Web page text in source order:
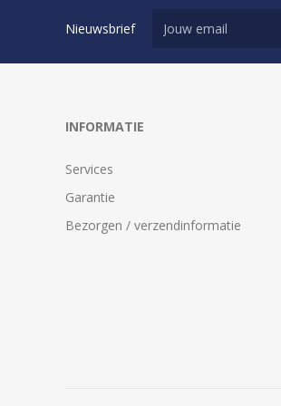
Nieuwsbrief
INFORMATIE
Services
Garantie
Bezorgen / verzendinformatie